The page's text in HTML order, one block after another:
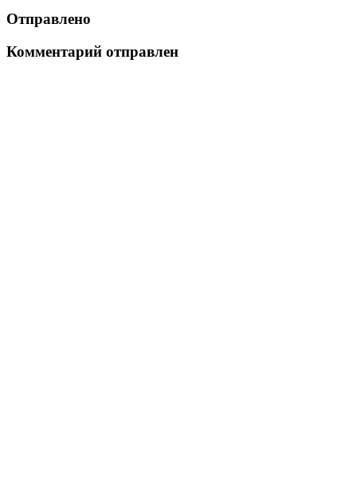
Отправлено
Комментарий отправлен